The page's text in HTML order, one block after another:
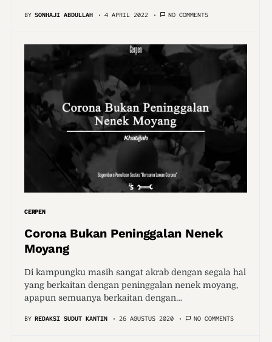
BY SONHAJI ABDULLAH 4 APRIL 2022 NO COMMENTS
CERPEN
Corona Bukan Peninggalan Nenek
Moyang
Di kampungku masih sangat akrab dengan segala hal
yang berkaitan dengan peninggalan nenek moyang,
apapun semuanya berkaitan dengan…
BY REDAKSI SUDUT KANTIN 26 AGUSTUS 2020 NO COMMENTS